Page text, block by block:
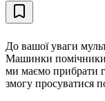
До вашої уваги
Машинки помічники
ми маємо прибрати
змогу просуватися